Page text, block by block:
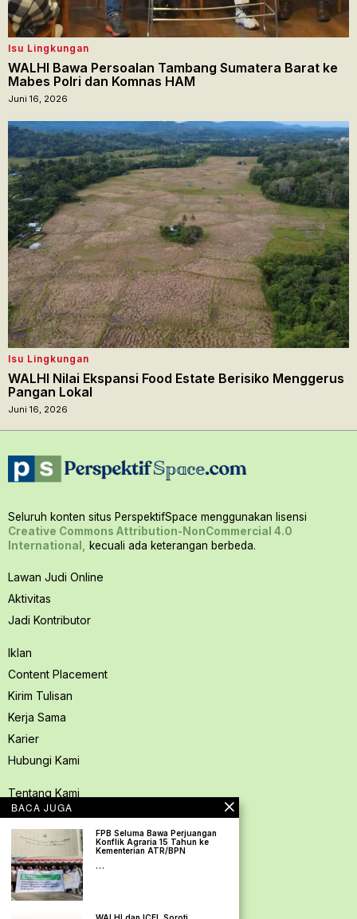
Isu Lingkungan
WALHI Bawa Persoalan Tambang Sumatera Barat ke
Mabes Polri dan Komnas HAM
Juni 16, 2026
Isu Lingkungan
WALHI Nilai Ekspansi Food Estate Berisiko Menggerus
Pangan Lokal
Juni 16, 2026
Seluruh konten situs PerspektifSpace menggunakan lisensi
Creative Commons Attribution-NonCommercial 4.0
International,
kecuali ada keterangan berbeda.
Lawan Judi Online
Aktivitas
Jadi Kontributor
Iklan
Content Placement
Kirim Tulisan
Kerja Sama
Karier
Hubungi Kami
Tentang Kami
Redaksi PerspektifSpace
Kode Etik Jurnalistik
Pedoman Media Siber
Kebijakan Privasi
Pedoman Ramah Anak
BACA JUGA
FPB Seluma Bawa Perjuangan
Konflik Agraria 15 Tahun ke
Kementerian ATR/BPN
…